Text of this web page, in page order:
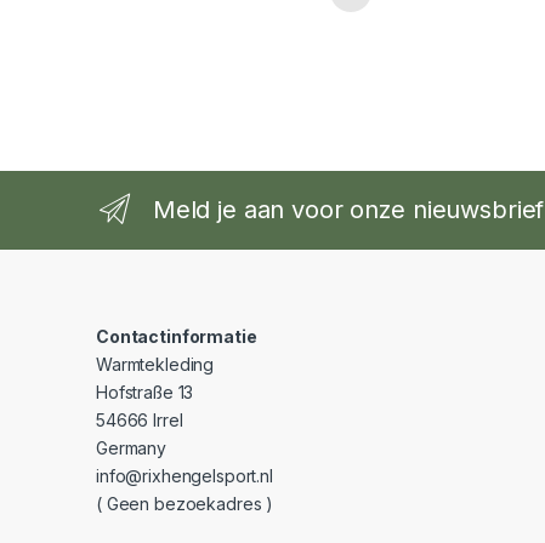
Meld je aan voor onze nieuwsbrief
Contactinformatie
Warmtekleding
Hofstraße 13
54666 Irrel
Germany
info@rixhengelsport.nl
( Geen bezoekadres )